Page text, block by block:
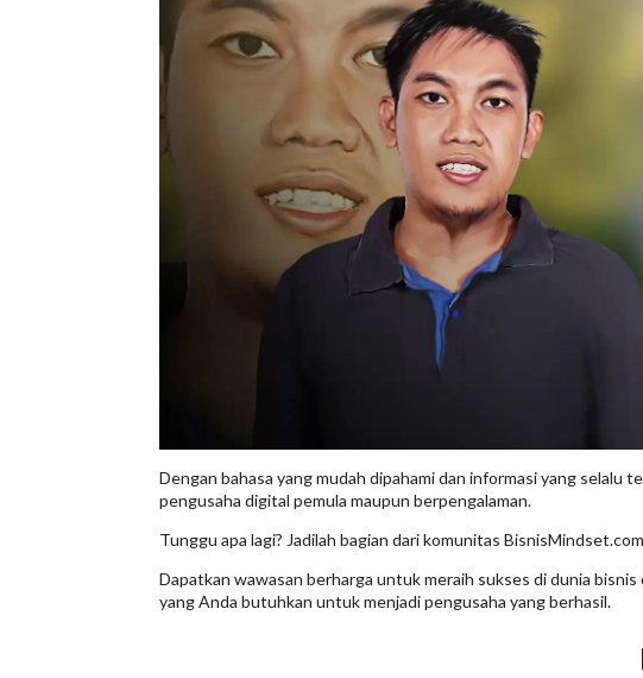
Dengan bahasa yang mudah dipahami dan informasi yang
pengusaha digital pemula maupun berpengalaman.
Tunggu apa lagi? Jadilah bagian dari komunitas
Dapatkan wawasan berharga untuk meraih sukses di dunia
yang Anda butuhkan untuk menjadi pengusaha yang berhasil.